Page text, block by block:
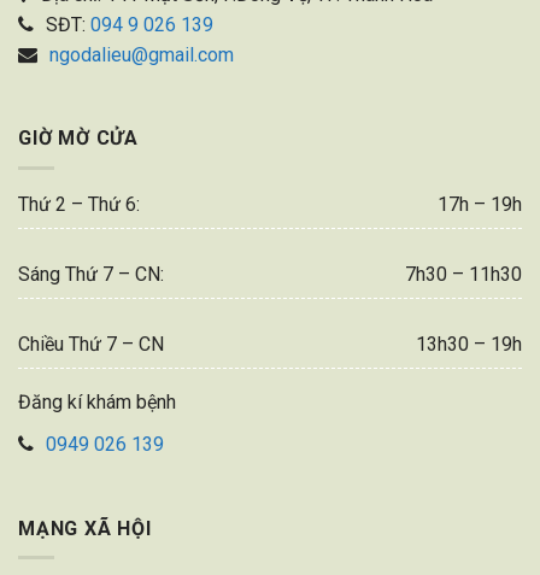
SĐT: 094 9 026 139
ngodalieu@gmail.com
GIỜ MỜ CỬA
Thứ 2 – Thứ 6: 17h – 19h
Sáng Thứ 7 – CN: 7h30 – 11h30
Chiều Thứ 7 – CN 13h30 – 19h
Đăng kí khám bệnh
0949 026 139
MẠNG XÃ HỘI